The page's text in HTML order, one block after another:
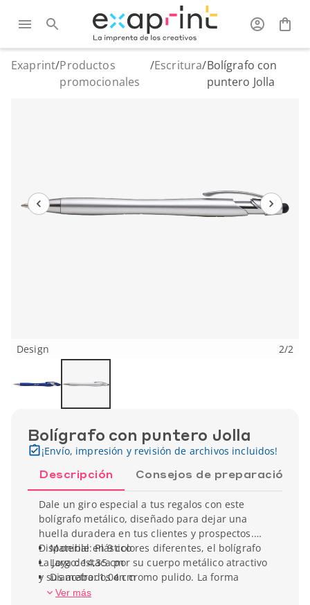
Exaprint/Productos
promocionales
/Escritura/Bolígrafo con
puntero Jolla
Design 2/2
Bolígrafo con puntero Jolla
¡Envío, impresión y revisión de archivos incluidos!
Descripción Consejos de preparación
Dale un giro especial a tus regalos con este
bolígrafo metálico, diseñado para dejar una
huella duradera en tus clientes y prospectos.
Disponible en 9 colores diferentes, el bolígrafo
La Joya destaca por su cuerpo metálico atractivo
y sus acabados en cromo pulido. La forma
ergonómica de su cuerpo hace que su uso sea
Material: Plástico
Largo: 14,35 cm
Diametro: 1,04 cm
Peso unitario: 9 g
Ver más